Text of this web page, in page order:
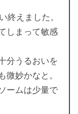
終えました。
しまって敏感
分うるおいを
微妙かなと。
ームは少量で